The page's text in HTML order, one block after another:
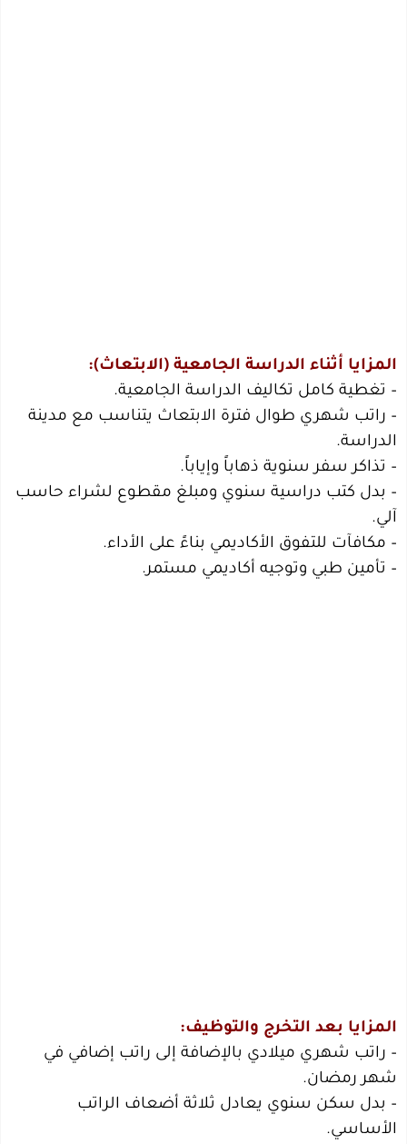
المزايا أثناء الدراسة الجامعية (الابتعاث):
– تغطية كامل تكاليف الدراسة الجامعية.
– راتب شهري طوال فترة الابتعاث يتناسب مع مدينة
الدراسة.
– تذاكر سفر سنوية ذهاباً وإياباً.
– بدل كتب دراسية سنوي ومبلغ مقطوع لشراء حاسب
آلي.
– مكافآت للتفوق الأكاديمي بناءً على الأداء.
– تأمين طبي وتوجيه أكاديمي مستمر.
المزايا بعد التخرج والتوظيف:
– راتب شهري ميلادي بالإضافة إلى راتب إضافي في
شهر رمضان.
– بدل سكن سنوي يعادل ثلاثة أضعاف الراتب
الأساسي.